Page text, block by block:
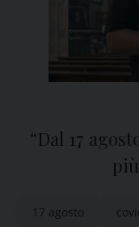
“Dal 17
17 agosto